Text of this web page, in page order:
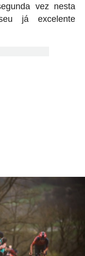
vez nesta
já excelente